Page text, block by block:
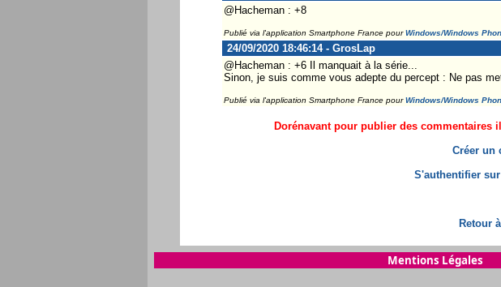
@Hacheman : +8
Publié via l'application Smartphone France pourWindows/Windows
24/09/2020 18:46:14 - GrosLap
@Hacheman : +6 Il manquait à la série...
Sinon, je suis comme vous adepte du percept : Ne pas
Publié via l'application Smartphone France pourWindows/Windows
Dorénavant pour publier des commentaires
Créer un
S'authentifier
Retour
Mentions Légales